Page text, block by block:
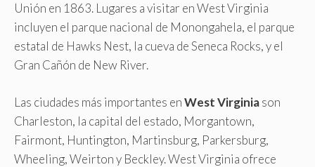
Unión en 1863. Lugares a visitar en West Virginia
incluyen el parque nacional de Monongahela, el parque
estatal de Hawks Nest, la cueva de Seneca Rocks, y el
Gran Cañón de New River.
Las ciudades más importantes enWest Virginiason
Charleston, la capital del estado, Morgantown,
Fairmont, Huntington, Martinsburg, Parkersburg,
Wheeling, Weirton y Beckley. West Virginia ofrece